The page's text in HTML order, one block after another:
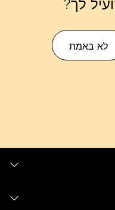
לך?
לא באמת